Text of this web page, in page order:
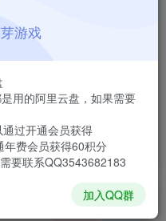
登录购买
3.54 GB
游戏
用的阿里云盘，如果需要
过开通会员获得
费会员获得60积分
要联系QQ3543682183
加入QQ群